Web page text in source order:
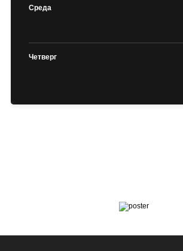
Среда
Четверг